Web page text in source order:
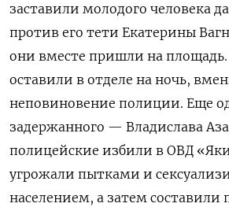
заставили молодого человека
против его тети Екатерины
они вместе пришли на
оставили в отделе на ночь,
неповиновение полиции. Еще
задержанного — Владислава
полицейские избили в ОВД
угрожали пытками и
населением, а затем составили